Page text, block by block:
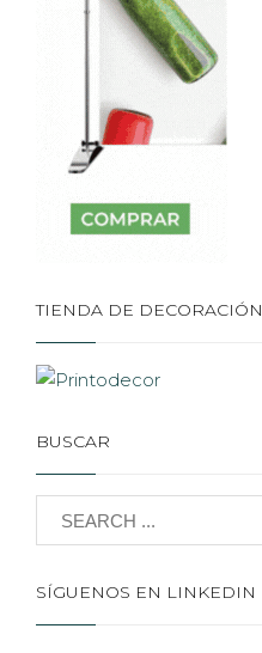
TIENDA DE DECORACIÓN
BUSCAR
SÍGUENOS EN LINKEDIN